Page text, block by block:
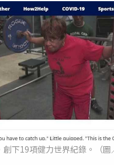
下19項健力世界紀錄。（圖